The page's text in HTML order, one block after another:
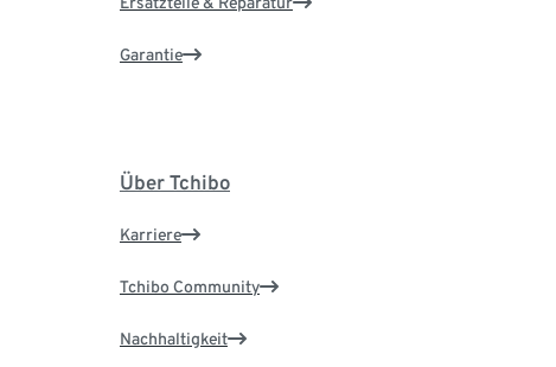
Garantie
Über Tchibo
Karriere
Tchibo Community
Nachhaltigkeit